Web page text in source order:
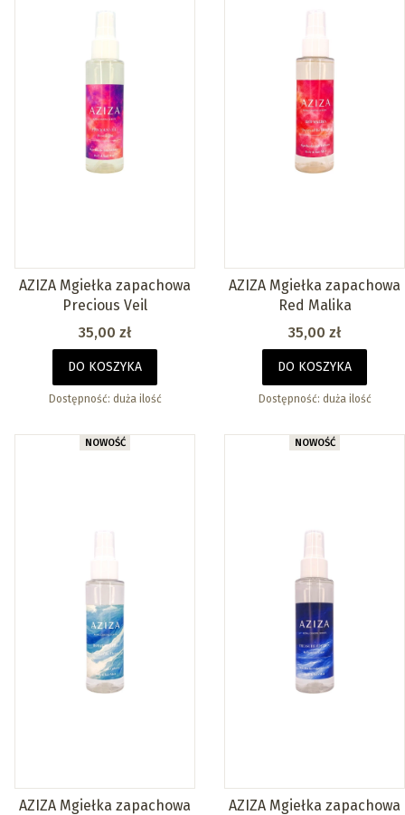
AZIZA Mgiełka zapachowa
Precious Veil
Cena
35,00 zł
DO KOSZYKA
Dostępność: duża ilość
AZIZA Mgiełka zapachowa
Red Malika
Cena
35,00 zł
DO KOSZYKA
Dostępność: duża ilość
NOWOŚĆ
AZIZA Mgiełka zapachowa
NOWOŚĆ
AZIZA Mgiełka zapachowa